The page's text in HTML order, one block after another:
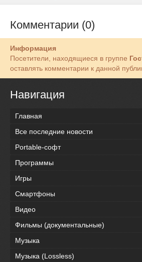
Комментарии (0)
Информация
Посетители, находящиеся в группе
оставлять комментарии к данной
Навигация
Главная
Все последние новости
Portable-софт
Программы
Игры
Смартфоны
Видео
Фильмы (документальные)
Музыка
Музыка (Lossless)